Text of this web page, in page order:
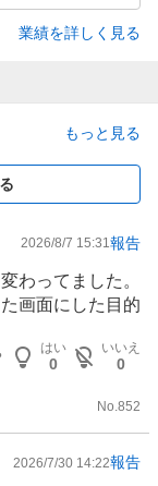
業績を詳しく見る
もっと見る
2026/8/7 15:31報告
わってました。
画面にした目的
はい
0
いいえ
0
No. 852
2026/7/30 14:22報告